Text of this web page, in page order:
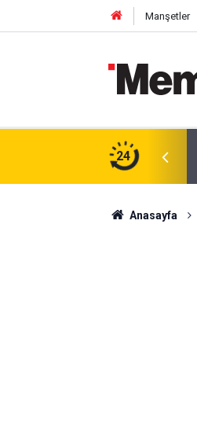
Manşetler
24
Cuma Çıkışı Soğuk Karpuz
Anasayfa